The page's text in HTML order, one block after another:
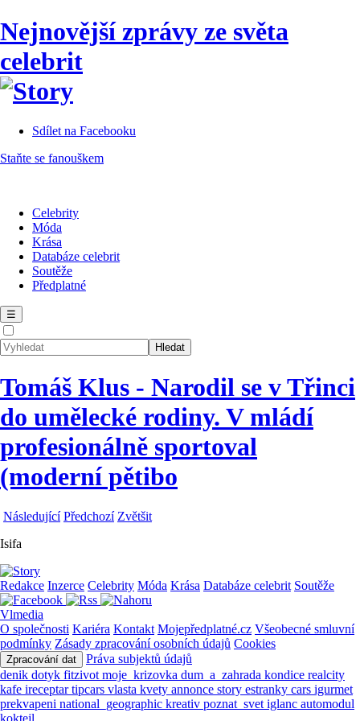
Nejnovější zprávy ze světa
celebrit
Sdílet na Facebooku
Staňte se fanouškem
Celebrity
Móda
Krása
Databáze celebrit
Soutěže
Předplatné
☰
Tomáš Klus - Narodil se v Třinci
do umělecké rodiny. V mládí
profesionálně sportoval
(moderní pětibo
Následující Předchozí Zvětšit
Isifa
Redakce Inzerce Celebrity Móda Krása Databáze celebrit Soutěže
Vlmedia
O společnosti Kariéra Kontakt Mojepředplatné.cz Všeobecné smluvní
podmínky Zásady zpracování osobních údajů Cookies
Zpracování dat
Práva subjektů údajů
denik dotyk fitzivot moje_krizovka dum_a_zahrada kondice realcity
kafe ireceptartipcars vlasta kvety annonce story estranky cars igurmet
prekvapeni national_geographic kreativ poznat_svet iglanc automodul
koktejl